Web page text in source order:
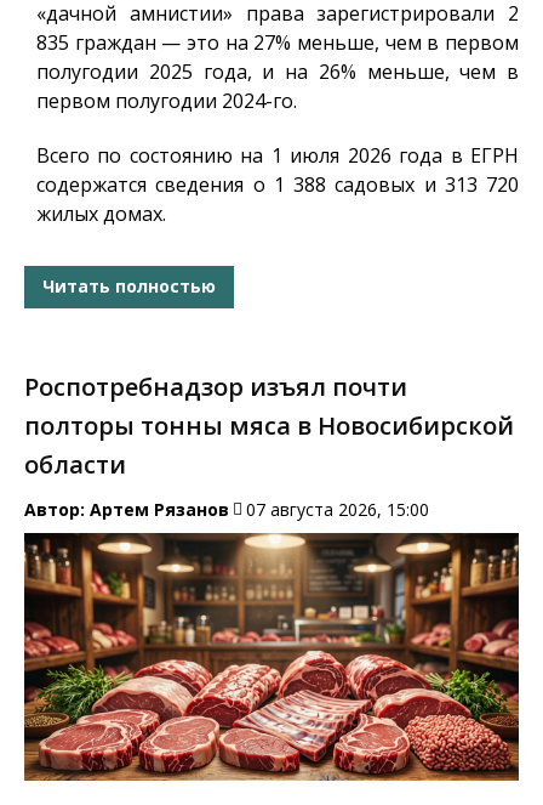
«дачной амнистии» права зарегистрировали 2
835 граждан — это на 27% меньше, чем в первом
полугодии 2025 года, и на 26% меньше, чем в
первом полугодии 2024-го.
Всего по состоянию на 1 июля 2026 года в ЕГРН
содержатся сведения о 1 388 садовых и 313 720
жилых домах.
Читать полностью
Роспотребнадзор изъял почти
полторы тонны мяса в Новосибирской
области
Автор: Артем Рязанов 07 августа 2026, 15:00